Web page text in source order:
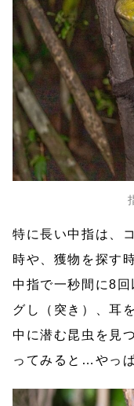
特に長い中指は、
時や、獲物を探す
中指で一秒間に8
グし（突き）、耳
中に潜む昆虫を見
ってみると…やっ